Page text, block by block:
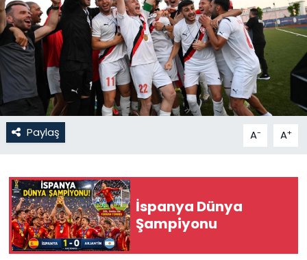
Paylaş A- A+
İspanya Dünya
Şampiyonu
KKTC YEREL SEÇİM 2018
Kültür Sanat
Magazin
Moda
Otomobil Dünyası
Politika